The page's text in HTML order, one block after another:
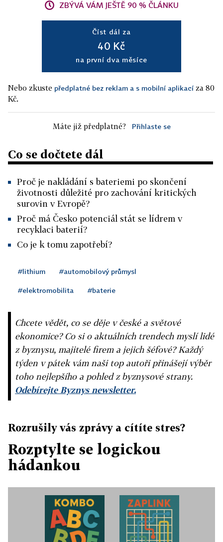
ZBÝVÁ VÁM JEŠTĚ 90 % ČLÁNKU
Číst dál za
40 Kč
na první dva měsíce
Nebo zkuste předplatné bez reklam a s mobilní aplikací za 80
Kč.
Máte již předplatné? Přihlaste se
Co se dočtete dál
Proč je nakládání s bateriemi po skončení
životnosti důležité pro zachování kritických
surovin v Evropě?
Proč má Česko potenciál stát se lídrem v
recyklaci baterií?
Co je k tomu zapotřebí?
#lithium #automobilový průmysl
#elektromobilita #baterie
Chcete vědět, co se děje v české a světové
ekonomice? Co si o aktuálních trendech myslí lidé
z byznysu, majitelé firem a jejich šéfové? Každý
týden v pátek vám naši top autoři přinášejí výběr
toho nejlepšího a pohled z byznysové strany.
Odebírejte Byznys newsletter.
Rozrušily vás zprávy a cítíte stres?
Rozptylte se logickou
hádankou